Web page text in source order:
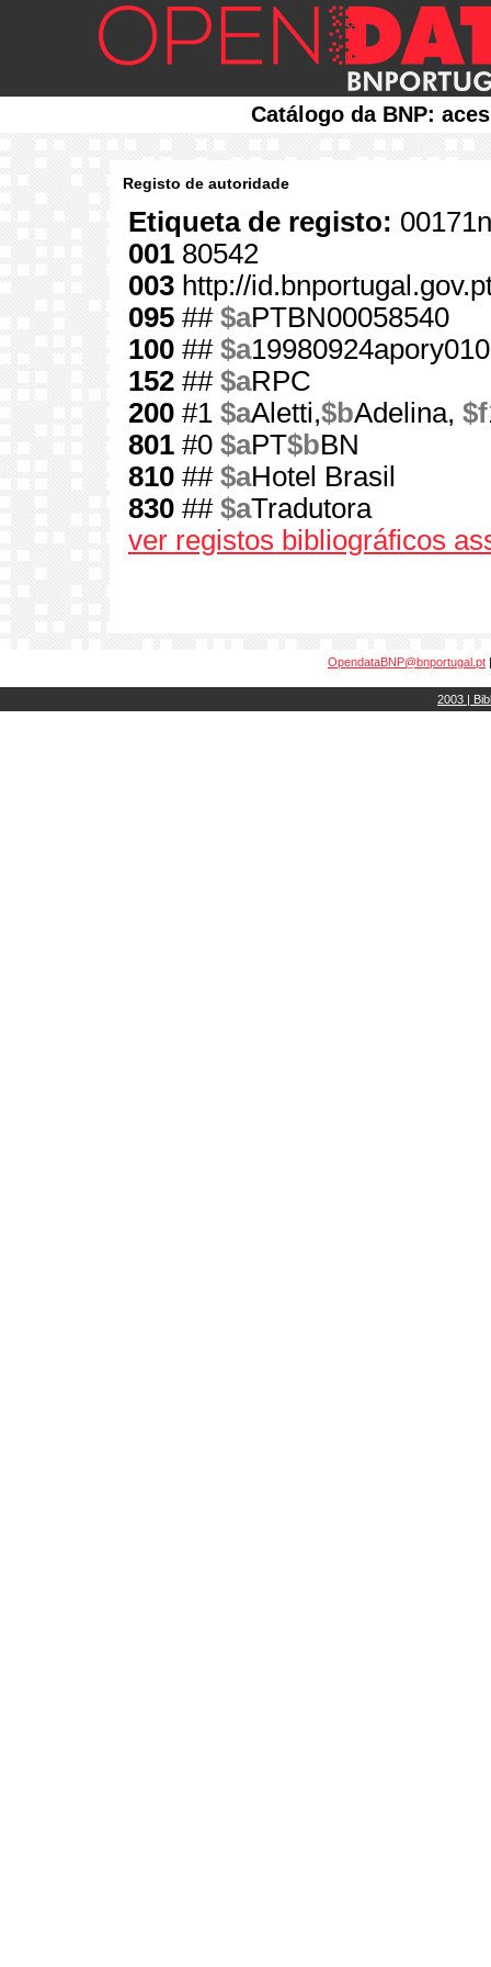
Catálogo da BNP:
Registo de autoridade
Etiqueta de registo:
001 80542
003 http://
095 ## $aPTBN00058540
100 ## $a
152 ## $aRPC
200 #1 $aAletti,$bAdelina, $f
801 #0 $aPT$bBN
810 ## $aHotel Brasil
830 ## $aTradutora
ver registos bibliográficos
OpendataBNP@bnportugal.pt
2003 |